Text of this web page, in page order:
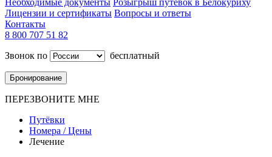
Лицензии и сертификаты Вопросы и ответы
Контакты
8 800 707 51 82
Звонок по
бесплатный
Бронирование
ПЕРЕЗВОНИТЕ МНЕ
Путёвки
Номера / Цены
Лечение